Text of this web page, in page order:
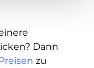
Dann
zu